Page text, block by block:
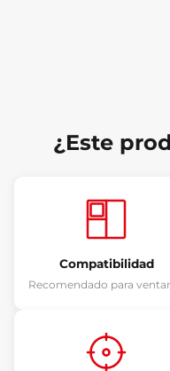
¿Este
Compatibilidad
Recomendado para